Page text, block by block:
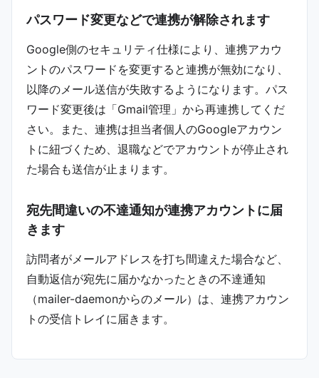
パスワード変更などで連携が解除されます
Google側のセキュリティ仕様により、連携アカウ
ントのパスワードを変更すると連携が無効になり、
以降のメール送信が失敗するようになります。パス
ワード変更後は「Gmail管理」から再連携してくだ
さい。また、連携は担当者個人のGoogleアカウン
トに紐づくため、退職などでアカウントが停止され
た場合も送信が止まります。
宛先間違いの不達通知が連携アカウントに届
きます
訪問者がメールアドレスを打ち間違えた場合など、
自動返信が宛先に届かなかったときの不達通知
（mailer-daemonからのメール）は、連携アカウン
トの受信トレイに届きます。